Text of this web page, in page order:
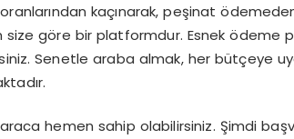
kaçınarak, peşinat
göre bir platformdur. Esnek ödeme
Senetle araba almak, her bütçeye
hemen sahip olabilirsiniz. Şimdi